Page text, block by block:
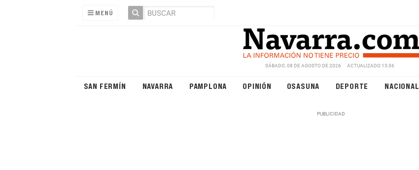
MENÚ
SÁBADO, 08 DE AGOSTO DE 2026 ACTUALIZADO 15:36
SAN FERMÍN NAVARRA PAMPLONA OPINIÓN OSASUNA DEPORTE NACIONAL